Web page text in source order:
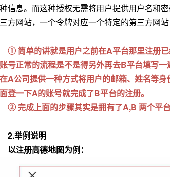
种信息。而这种授权无需将用户提供用户名和
三方网站，一个令牌对应一个特定的第三方网
① 简单的讲就是用户之前在A平台那里注册
账号正常的流程是不是得另外再去B平台填写
在A公司提供一种方式将用户的邮箱、姓名等
面登一下A的账号就完成了B平台的注册。
② 完成上面的步骤其实是拥有了A,B 两个平
2.举例说明
以注册高德地图为例：